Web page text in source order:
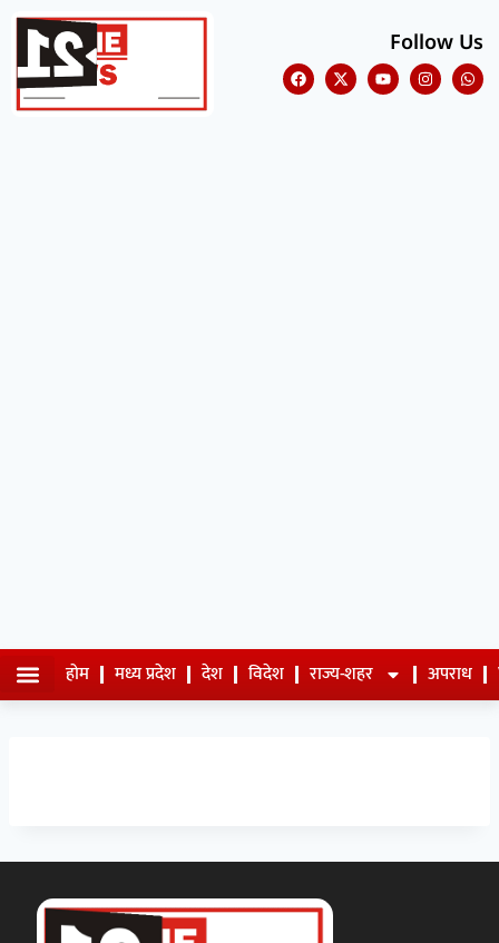
Follow Us
होम मध्य प्रदेश देश विदेश राज्य-शहर अपराध